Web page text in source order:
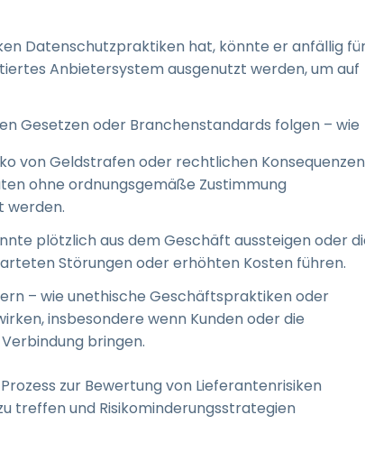
Datenschutzpraktiken hat, könnte er anfällig
Anbietersystem ausgenutzt werden, um auf
Gesetzen oder Branchenstandards folgen – wie
von Geldstrafen oder rechtlichen Konsequenzen
ohne ordnungsgemäße Zustimmung
werden.
plötzlich aus dem Geschäft aussteigen oder
Störungen oder erhöhten Kosten führen.
– wie unethische Geschäftspraktiken oder
insbesondere wenn Kunden oder die
bringen.
zur Bewertung von Lieferantenrisiken
treffen und Risikominderungsstrategien